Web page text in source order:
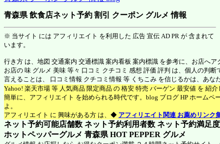
青森県 飲食店ネット予約 割引 クーポン グルメ 情報
※ 当サイト には アフィリエイト を利用した 広告 宣伝 AD PR が 含まれて
います。
行き方 は、地図 交通案内 交通標識 案内看板 案内標識 を参考に、お店へア
お店の 味 グルメ 美味 等々 口コミ クチコミ 感想 評価 評判 は、個人の判断
言えることは、 口コミ情報 クチコミ情報 等 くちこみ を信じるかは、あな
Yahoo! 楽天市場 等 人気商品 限定商品 の 格安 特売 バーゲン 最安値 を 紹
簡単に、アフィリエイト を始められる時代です。blog ブログ HP ホームペ
よ。
アフィリエイト に 興味がある方 は、◆ アフィリエイト関連 お薦めリンク
ネット予約可能店舗数 ネット予約利用者数 ネット予約満足
ホットペッパーグルメ 青森県 HOT PEPPER グルメ